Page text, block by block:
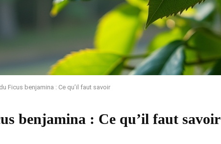
Ficus benjamina : Ce qu’il faut savoir
benjamina : Ce qu’il faut savoir